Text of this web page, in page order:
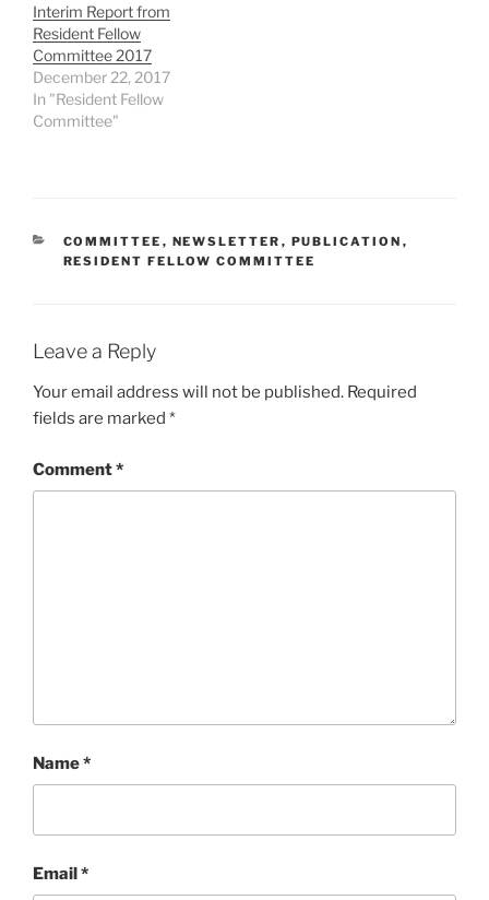
ジウム ②招聘講師による
内科医師のための救急外
来マネジメントワークシ
ョップ ③若手医師のため
の懇親会）、及び、10月
に開催した第4回RFCセミ
は総合診療科で活躍され
ている先生方からのイン
題点を明確化する良い機
は現在も様々な懸念事項
を含みつつも継続されて
て議論する意義があると
考えています。本年度の
加者が相互対話的にディ
ることができ、参加者に
とって実りある時間を提
本でACPの輪を拡げるこ
ています。 第4回RFCセ
Interim Report from
Resident Fellow
Committee 2017
December 22, 2017
In "Resident Fellow
Committee"
CATEGORIES
COMMITTEE , NEWSLETTER , PUBLICATION ,
RESIDENT FELLOW COMMITTEE
Leave a Reply
Your email address will not be published. Required
fields are marked *
Comment*
Name*
Email*